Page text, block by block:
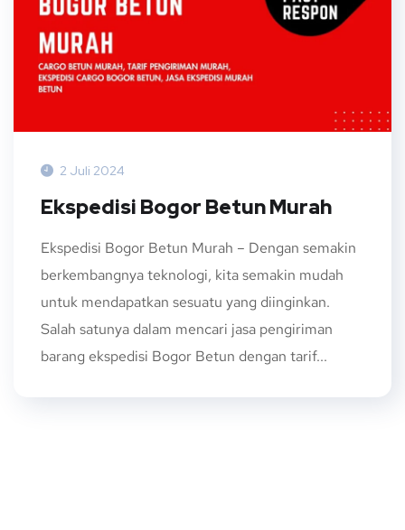
2 Juli 2024
Ekspedisi Bogor Betun Murah
Ekspedisi Bogor Betun Murah – Dengan semakin
berkembangnya teknologi, kita semakin mudah
untuk mendapatkan sesuatu yang diinginkan.
Salah satunya dalam mencari jasa pengiriman
barang ekspedisi Bogor Betun dengan tarif...